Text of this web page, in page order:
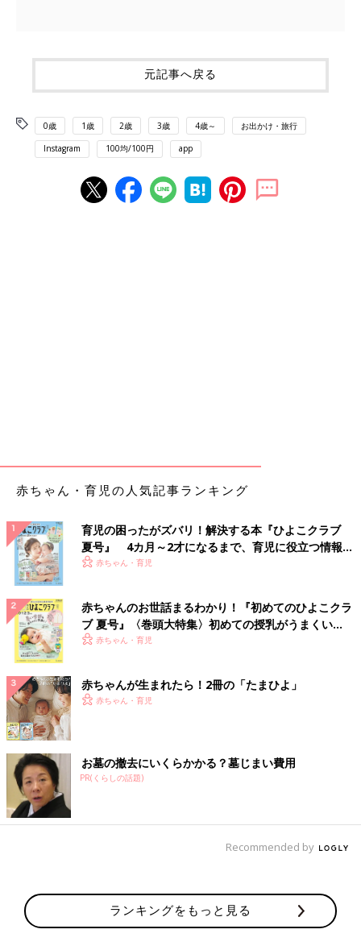
元記事へ戻る
0歳 1歳 2歳 3歳 4歳～ お出かけ・旅行
Instagram 100均/100円 app
赤ちゃん・育児の人気記事ランキング
育児の困ったがズバリ！解決する本『ひよこクラブ
夏号』 4カ月～2才になるまで、育児に役立つ情報が
いっぱい！
赤ちゃん・育児
赤ちゃんのお世話まるわかり！『初めてのひよこクラ
ブ 夏号』〈巻頭大特集〉初めての授乳がうまくい
く！ おっぱい・ミルクの基本と夏のトラブル 解決テ
赤ちゃん・育児
赤ちゃんが生まれたら！2冊の「たまひよ」
赤ちゃん・育児
お墓の撤去にいくらかかる？墓じまい費用
PR(くらしの話題)
Recommended by
ランキングをもっと見る